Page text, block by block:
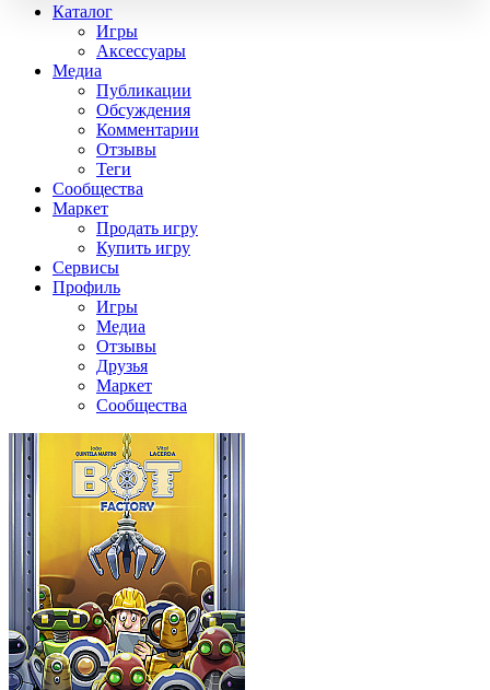
Каталог
Игры
Аксессуары
Медиа
Публикации
Обсуждения
Комментарии
Отзывы
Теги
Сообщества
Маркет
Продать игру
Купить игру
Сервисы
Профиль
Игры
Медиа
Отзывы
Друзья
Маркет
Сообщества